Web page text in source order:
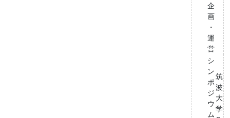
企
画
・
運
営
シ
ン
ポ
ジ
ウ
ム
筑
波
⼤
学